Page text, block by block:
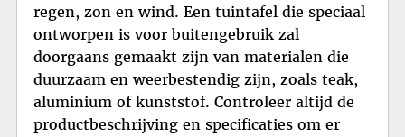
regen, zon en wind. Een tuintafel die speciaal
ontworpen is voor buitengebruik zal
doorgaans gemaakt zijn van materialen die
duurzaam en weerbestendig zijn, zoals teak,
aluminium of kunststof. Controleer altijd de
productbeschrijving en specificaties om er